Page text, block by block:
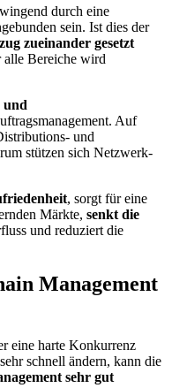
durch eine
sein. Ist dies der
zueinander gesetzt
alle Bereiche wird
und
Auf
und
stützen sich Netzwerk-
, sorgt für eine
Märkte, senkt die
und reduziert die
Management
eine harte Konkurrenz
schnell ändern, kann die
sehr gut